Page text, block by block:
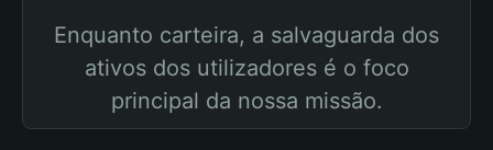
Enquanto carteira, a salvaguarda dos
ativos dos utilizadores é o foco
principal da nossa missão.